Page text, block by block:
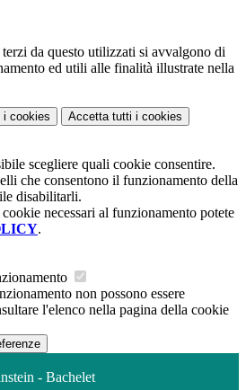
da questo utilizzati si avvalgono di
ed utili alle finalità illustrate nella
i cookies Accetta tutti i cookies
scegliere quali cookie consentire.
che consentono il funzionamento della
disabilitarli.
necessari al funzionamento potete
.
non possono essere
l'elenco nella pagina della cookie
- Bachelet